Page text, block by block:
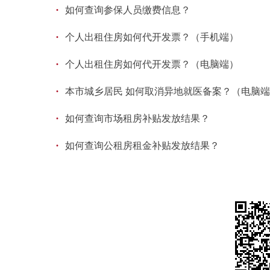
· 如何查询参保人员缴费信息？
· 个人出租住房如何代开发票？（手机端）
· 个人出租住房如何代开发票？（电脑端）
· 本市城乡居民 如何取消异地就医备案？（电脑
· 如何查询市场租房补贴发放结果？
· 如何查询公租房租金补贴发放结果？